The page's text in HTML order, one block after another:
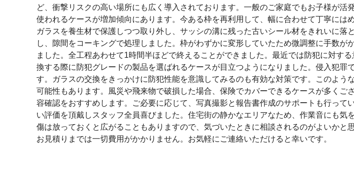
ど、衝撃リスクの高い場所にも広く導入されております。一般のご家庭でもお子様が活
使われるケースが増加傾向にあります。今ある枠を再利用して、幅に合わせて丁寧には
ガラスを養生材で保護しつつ取り外し、サッシの溝に残った古いシール材をきれいに落
し、隙間をコーキングで処理しました。枠がわずかに変形していたため微調整に手数が
ました。全工程あわせて1時間半ほどで終えることができました。最近では防犯に対す
換する際に防犯グレードの製品を選ばれるケースが目立つようになりました。侵入犯罪
す。ガラスの交換をきっかけに防犯性能を意識してみるのも有効な対策です。このよう
可能性もあります。風災や飛来物で破損した場合、保険でカバーできるケースが多くご
容確認をおすすめします。ご必要に応じて、写真撮影と報告書作成のサポートも行って
い評価を頂戴しスタッフ全員喜びました。住宅街の静かなエリアなため、作業音にも気
傷は放っておくと広がることもありますので、気づいたときに相談されるのがよいかと
お見積りまでは一切費用がかかりません。お気軽にご連絡いただけると幸いです。